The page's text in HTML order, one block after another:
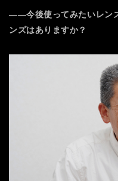
――今後使ってみたいレン
ンズはありますか？